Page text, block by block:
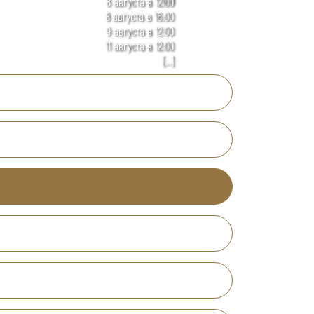
8 августа в 16:00
9 августа в 12:00
11 августа в 12:00
[...]